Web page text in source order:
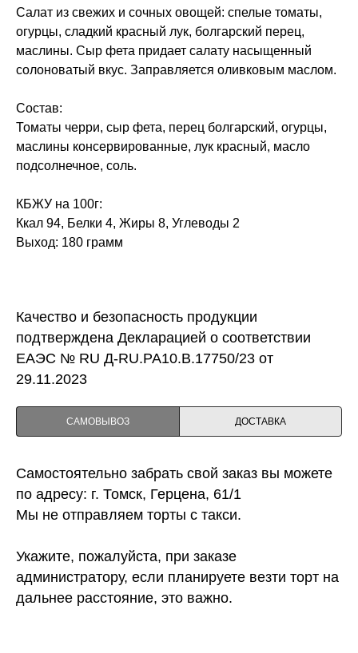
Салат из свежих и сочных овощей: спелые томаты,
огурцы, сладкий красный лук, болгарский перец,
маслины. Сыр фета придает салату насыщенный
солоноватый вкус. Заправляется оливковым маслом.
Состав:
Томаты черри, сыр фета, перец болгарский, огурцы,
маслины консервированные, лук красный, масло
подсолнечное, соль.
КБЖУ на 100г:
Ккал 94, Белки 4, Жиры 8, Углеводы 2
Выход: 180 грамм
Качество и безопасность продукции
подтверждена Декларацией о соответствии
ЕАЭС № RU Д-RU.PA10.B.17750/23 от
29.11.2023
САМОВЫВОЗ ДОСТАВКА
Самостоятельно забрать свой заказ вы можете
по адресу: г. Томск, Герцена, 61/1
Мы не отправляем торты с такси.
Укажите, пожалуйста, при заказе
администратору, если планируете везти торт на
дальнее расстояние, это важно.